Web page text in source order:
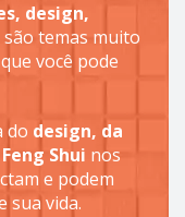
design,
são temas muito
você pode
do design, da
Shui nos
e podem
sua vida.